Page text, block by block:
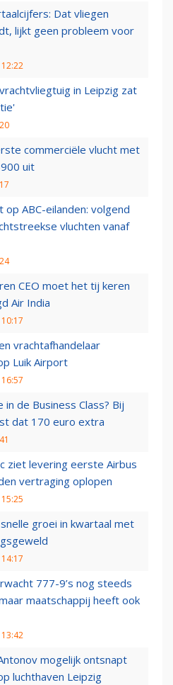
Dat vliegen
lijkt geen probleem voor
in Leipzig zat
commerciële vlucht met
uit
ABC-eilanden: volgend
vluchten vanaf
CEO moet het tij keren
Air India
vrachtafhandelaar
Luik Airport
in de Business Class? Bij
dat 170 euro extra
ziet levering eerste Airbus
vertraging oplopen
groei in kwartaal met
777-9’s nog steeds
maatschappij heeft ook
mogelijk ontsnapt
luchthaven Leipzig